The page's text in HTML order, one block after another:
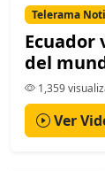
Telerama
Ecuador
del
1,359
Ver